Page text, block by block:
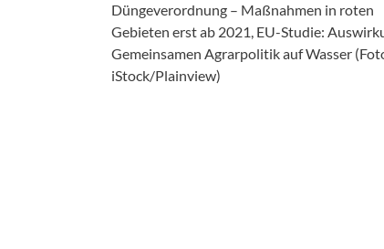
Aktuelle Beiträge zum Thema
Daseinsvorsorge
Düngeverordnung – Maßnahmen in roten
Gebieten erst ab 2021, EU-Studie:
Gemeinsamen Agrarpolitik auf Wasser
iStock/Plainview)